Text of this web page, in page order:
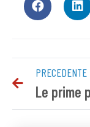
PRECEDENTE